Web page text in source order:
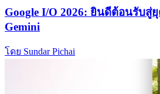
Google I/O 2026: ยินดีต้อนรับสู่
Gemini
โดย Sundar Pichai